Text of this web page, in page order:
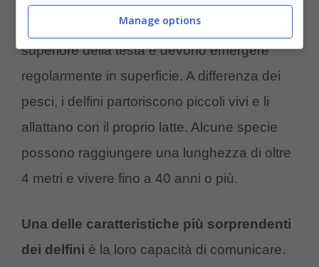
attraverso uno sfiatatoiosituato sulla parte
superiore della testa e devono emergere
regolarmente in superficie. A differenza dei
pesci, i delfini partoriscono piccoli vivi e li
allattano con il proprio latte. Alcune specie
possono raggiungere una lunghezza di oltre
4 metri e vivere fino a 40 anni o più.
Una delle caratteristiche più sorprendenti
dei delfini è la loro capacità di comunicare.
Manage options